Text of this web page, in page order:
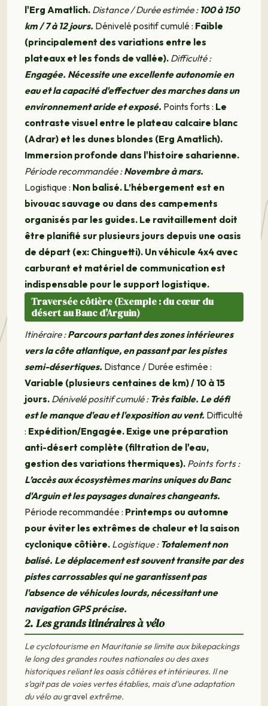
l'Erg Amatlich. Distance / Durée estimée :100 à 150
km / 7 à 12 jours. Dénivelé positif cumulé : Faible
(principalement des variations entre les
plateaux et les fonds de vallée). Difficulté :
Engagée. Nécessite une excellente autonomie en
eau et la capacité d'effectuer des marches dans un
environnement aride et exposé. Points forts : Le
contraste visuel entre le plateau calcaire blanc
(Adrar) et les dunes blondes (Erg Amatlich).
Immersion profonde dans l'histoire saharienne.
Période recommandée :Novembre à mars.
Logistique : Non balisé. L’hébergement est en
bivouac sauvage ou dans des campements
organisés par les guides. Le ravitaillement doit
être planifié sur plusieurs jours depuis une oasis
de départ (ex: Chinguetti). Un véhicule 4x4 avec
carburant et matériel de communication est
indispensable pour le support logistique.
Traversée côtière (Exemple : du cœur du
désert au Banc d'Arguin)
Itinéraire :Parcours partant des zones intérieures
vers la côte atlantique, en passant par les pistes
semi-désertiques. Distance / Durée estimée :
Variable (plusieurs centaines de km) / 10 à 15
jours. Dénivelé positif cumulé :Très faible. Le défi
est le manque d'eau et l'exposition au vent. Difficulté
: Expédition/Engagée. Exige une préparation
anti-désert complète (filtration de l'eau,
gestion des variations thermiques). Points forts :
L’accès aux écosystèmes marins uniques du Banc
d'Arguin et les paysages dunaires changeants.
Période recommandée : Printemps ou automne
pour éviter les extrêmes de chaleur et la saison
cyclonique côtière. Logistique :Totalement non
balisé. Le déplacement est souvent transite par des
pistes carrossables qui ne garantissent pas
l'absence de véhicules lourds, nécessitant une
navigation GPS précise.
2. Les grands itinéraires à vélo
Le cyclotourisme en Mauritanie se limite aux bikepackings
le long des grandes routes nationales ou des axes
historiques reliant les oasis côtières et intérieures. Il ne
s’agit pas de voies vertes établies, mais d'une adaptation
du vélo augravel extrême.